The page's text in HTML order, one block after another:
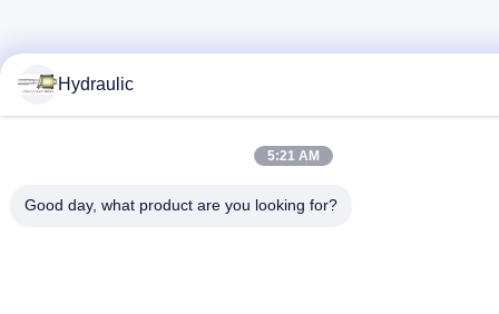
Hydraulic
5:21 AM
Good day, what product are you looking for?